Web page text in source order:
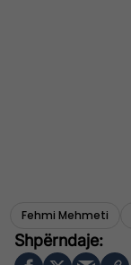
Fehmi Mehmeti